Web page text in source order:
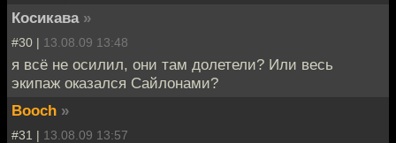
Косикава »
#30 | 13.08.09 13:48
я всё не осилил, они там долетели? Или весь
экипаж оказался Сайлонами?
Booch »
#31 | 13.08.09 13:57